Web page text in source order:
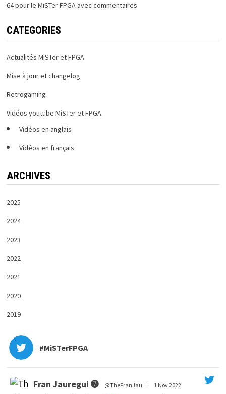
64 pour le MiSTer FPGA avec commentaires
CATEGORIES
Actualités MiSTer et FPGA
Mise à jour et changelog
Retrogaming
Vidéos youtube MiSTer et FPGA
Vidéos en anglais
Vidéos en français
ARCHIVES
2025
2024
2023
2022
2021
2020
2019
#MiSTerFPGA
Fran Jauregui ➐ @TheFranJau · 1 Nov 2022